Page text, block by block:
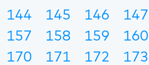
144 145 146 147
157 158 159 160
170 171 172 173